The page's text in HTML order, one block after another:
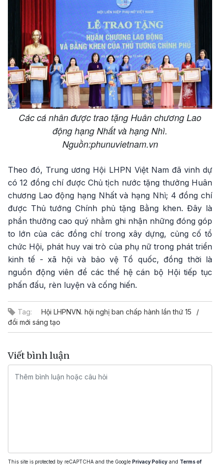
Các cá nhân được trao tặng Huân chương Lao
động hạng Nhất và hạng Nhì.
Nguồn:phunuvietnam.vn
Theo đó, Trung ương Hội LHPN Việt Nam đã vinh dự
có 12 đồng chí được Chủ tịch nước tặng thưởng Huân
chương Lao động hạng Nhất và hạng Nhì; 4 đồng chí
được Thủ tướng Chính phủ tặng Bằng khen. Đây là
phần thưởng cao quý nhằm ghi nhận những đóng góp
to lớn của các đồng chí trong xây dựng, củng cố tổ
chức Hội, phát huy vai trò của phụ nữ trong phát triển
kinh tế - xã hội và bảo vệ Tổ quốc, đồng thời là
nguồn động viên để các thế hệ cán bộ Hội tiếp tục
phấn đấu, rèn luyện và cống hiến.
Tag:
Hội LHPNVN. hội nghị ban chấp hành lần thứ 15
đổi mới sáng tạo
Viết bình luận
This site is protected by reCAPTCHA and the Google Privacy Policy and Terms of